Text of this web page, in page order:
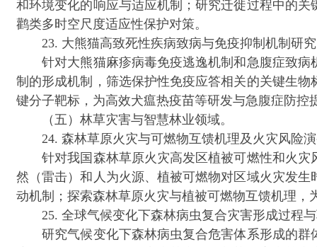
和环境变化的响应与适应机制；研究迁徙过程中的
鹳类多时空尺度适应性保护对策。
23. 大熊猫高致死性疾病致病与免疫抑制机制研究
针对大熊猫麻疹病毒免疫逃逸机制和急腹症致病
制的形成机制，筛选保护性免疫应答相关的关键生
键分子靶标，为高效犬瘟热疫苗等研发与急腹症防控
（五）林草灾害与智慧林业领域。
24. 森林草原火灾与可燃物互馈机理及火灾风险演
针对我国森林草原火灾高发区植被可燃性和火灾
然（雷击）和人为火源、植被可燃物对区域火灾发
动机制；探索森林草原火灾与植被可燃物互馈机理
25. 全球气候变化下森林病虫复合灾害形成过程与
研究气候变化下森林病虫复合危害体系形成的群